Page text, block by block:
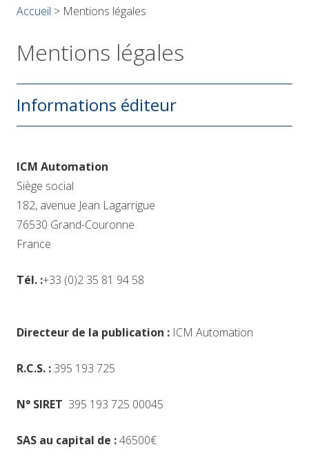
Accueil > Mentions légales
Mentions légales
Informations éditeur
ICM Automation
Siège social
182, avenue Jean Lagarrigue
76530 Grand-Couronne
France
Tél. :+33 (0)2 35 81 94 58
Directeur de la publication : ICM Automation
R.C.S. : 395 193 725
N° SIRET 395 193 725 00045
SAS au capital de :46500€